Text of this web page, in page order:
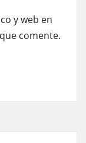
y web en
comente.